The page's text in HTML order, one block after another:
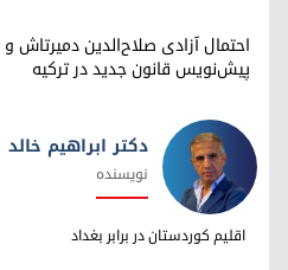
احتمال آزادی صلاح‌الدین
پیش‌نویس قانون جدید در ترکیه
دکتر ابراهیم خالد
دکتر ابراهیم خالد
نویسنده
اقلیم کوردستان در برابر بغداد